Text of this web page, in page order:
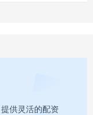
供灵活的配资